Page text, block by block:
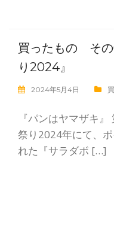
買ったもの その
り2024』
2024年5月4日
『パンはヤマザキ
祭り2024年にて、
れた『サラダボ […]